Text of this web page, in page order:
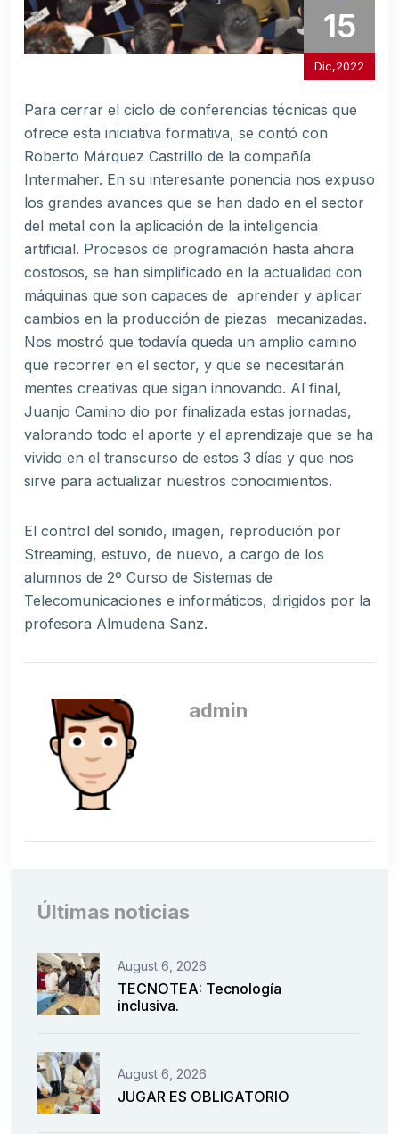
15
Dic,2022
Para cerrar el ciclo de conferencias técnicas que
ofrece esta iniciativa formativa, se contó con
Roberto Márquez Castrillo de la compañía
Intermaher. En su interesante ponencia nos expuso
los grandes avances que se han dado en el sector
del metal con la aplicación de la inteligencia
artificial. Procesos de programación hasta ahora
costosos, se han simplificado en la actualidad con
máquinas que son capaces de aprender y aplicar
cambios en la producción de piezas mecanizadas.
Nos mostró que todavía queda un amplio camino
que recorrer en el sector, y que se necesitarán
mentes creativas que sigan innovando. Al final,
Juanjo Camino dio por finalizada estas jornadas,
valorando todo el aporte y el aprendizaje que se ha
vivido en el transcurso de estos 3 días y que nos
sirve para actualizar nuestros conocimientos.
El control del sonido, imagen, reprodución por
Streaming, estuvo, de nuevo, a cargo de los
alumnos de 2º Curso de Sistemas de
Telecomunicaciones e informáticos, dirigidos por la
profesora Almudena Sanz.
admin
Últimas noticias
August 6, 2026
TECNOTEA: Tecnología
inclusiva.
August 6, 2026
JUGAR ES OBLIGATORIO